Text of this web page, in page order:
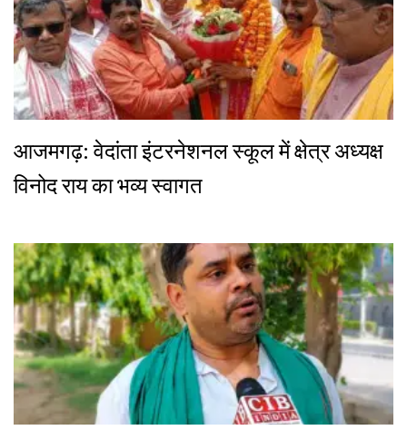
आजमगढ़: वेदांता इंटरनेशनल स्कूल में क्षेत्र अध्यक्ष
विनोद राय का भव्य स्वागत